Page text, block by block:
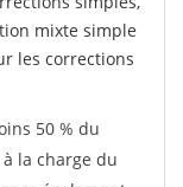
mixte simple
les corrections
50 % du
la charge du